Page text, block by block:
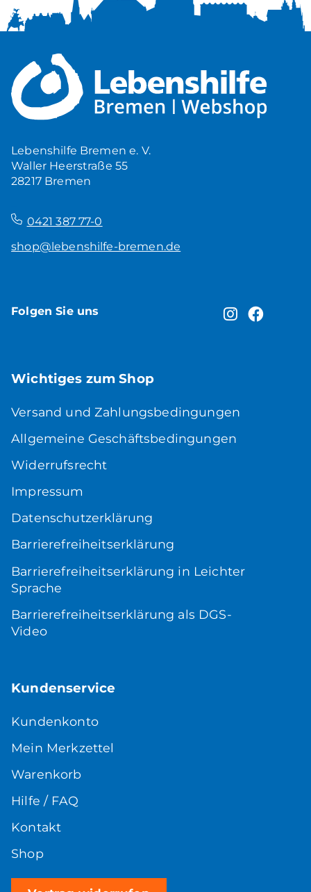
Lebenshilfe Bremen e. V.
Waller Heerstraße 55
28217 Bremen
0421 387 77-0
shop@lebenshilfe-bremen.de
Folgen Sie uns
Wichtiges zum Shop
Versand und Zahlungsbedingungen
Allgemeine Geschäftsbedingungen
Widerrufsrecht
Impressum
Datenschutzerklärung
Barrierefreiheitserklärung
Barrierefreiheitserklärung in Leichter
Sprache
Barrierefreiheitserklärung als DGS-
Video
Kundenservice
Kundenkonto
Mein Merkzettel
Warenkorb
Hilfe / FAQ
Kontakt
Shop